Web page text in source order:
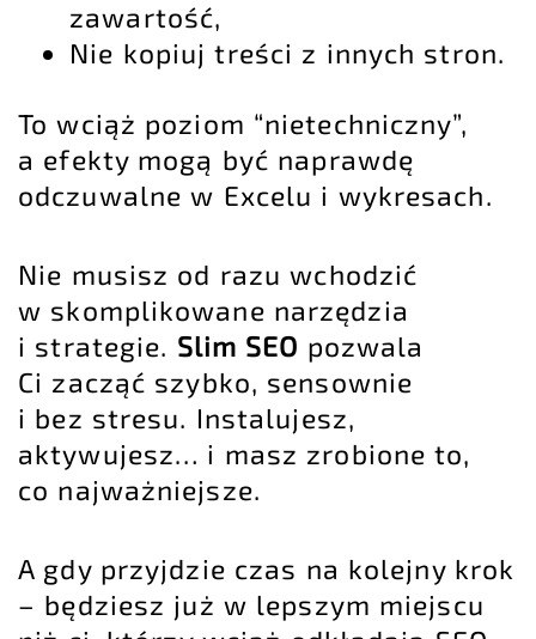
zawartość,
Nie kopiuj treści z innych stron.
To wciąż poziom “nietechniczny”,
a efekty mogą być naprawdę
odczuwalne w Excelu i wykresach.
Nie musisz od razu wchodzić
w skomplikowane narzędzia
i strategie. Slim SEO pozwala
Ci zacząć szybko, sensownie
i bez stresu. Instalujesz,
aktywujesz… i masz zrobione to,
co najważniejsze.
A gdy przyjdzie czas na kolejny krok
– będziesz już w lepszym miejscu